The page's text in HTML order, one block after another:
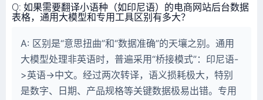
Q: 如果需要翻译小语种（如印尼语）的电商网站后台数据
表格，通用大模型和专用工具区别有多大？
A: 区别是“意思扭曲”和“数据准确”的天壤之别。通用
大模型处理非英语时，普遍采用“桥接模式”：印尼语-
>英语->中文。经过两次转译，语义损耗极大，特别
是数字、日期、产品规格等关键数据极易出错。专用